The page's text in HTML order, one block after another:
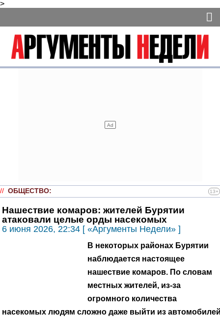
>
// ОБЩЕСТВО: 13+
Нашествие комаров: жителей Бурятии
атаковали целые орды насекомых
6 июня 2026, 22:34 [ «Аргументы Недели» ]
В некоторых районах Бурятии
наблюдается настоящее
нашествие комаров. По словам
местных жителей, из-за
огромного количества
насекомых людям сложно даже выйти из